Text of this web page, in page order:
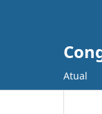
Atual